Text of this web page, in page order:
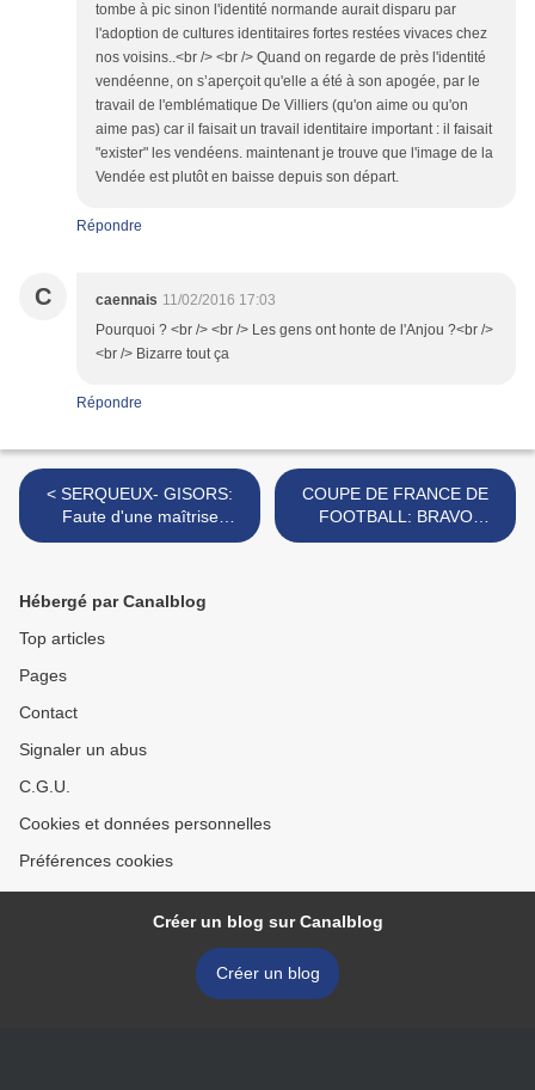
tombe à pic sinon l'identité normande aurait disparu par
l'adoption de cultures identitaires fortes restées vivaces chez
nos voisins..<br /> <br /> Quand on regarde de près l'identité
vendéenne, on s’aperçoit qu'elle a été à son apogée, par le
travail de l'emblématique De Villiers (qu'on aime ou qu'on
aime pas) car il faisait un travail identitaire important : il faisait
"exister" les vendéens. maintenant je trouve que l'image de la
Vendée est plutôt en baisse depuis son départ.
Répondre
C caennais 11/02/2016 17:03
Pourquoi ? <br /> <br /> Les gens ont honte de l'Anjou ?<br />
<br /> Bizarre tout ça
Répondre
< SERQUEUX- GISORS:
Faute d'une maîtrise
d'usage démocratique, un
COUPE DE FRANCE DE
FOOTBALL: BRAVO
GRANVILLE... Mais toutes
Hébergé par Canalblog
Top articles
Pages
Contact
Signaler un abus
C.G.U.
Cookies et données personnelles
Préférences cookies
Créer un blog sur Canalblog
Créer un blog